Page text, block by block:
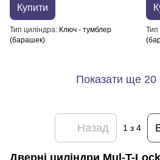
Купити
Тип циліндра Ключ - тумблер
(барашек)
Тип
Показати ще 20
Назад 1 з 4
Дверні циліндри Mul-T-